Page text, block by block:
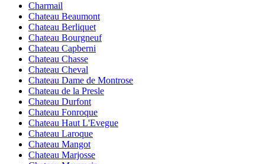
Charmail
Chateau Beaumont
Chateau Berliquet
Chateau Bourgneuf
Chateau Capberni
Chateau Chasse
Chateau Cheval
Chateau Dame de Montrose
Chateau de la Presle
Chateau Durfont
Chateau Fonroque
Chateau Haut L'Evegue
Chateau Laroque
Chateau Mangot
Chateau Marjosse